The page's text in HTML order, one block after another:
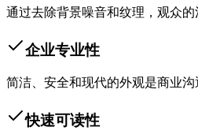
通过去除背景噪音和纹理，观众的
企业专业性
简洁、安全和现代的外观是商业沟
快速可读性